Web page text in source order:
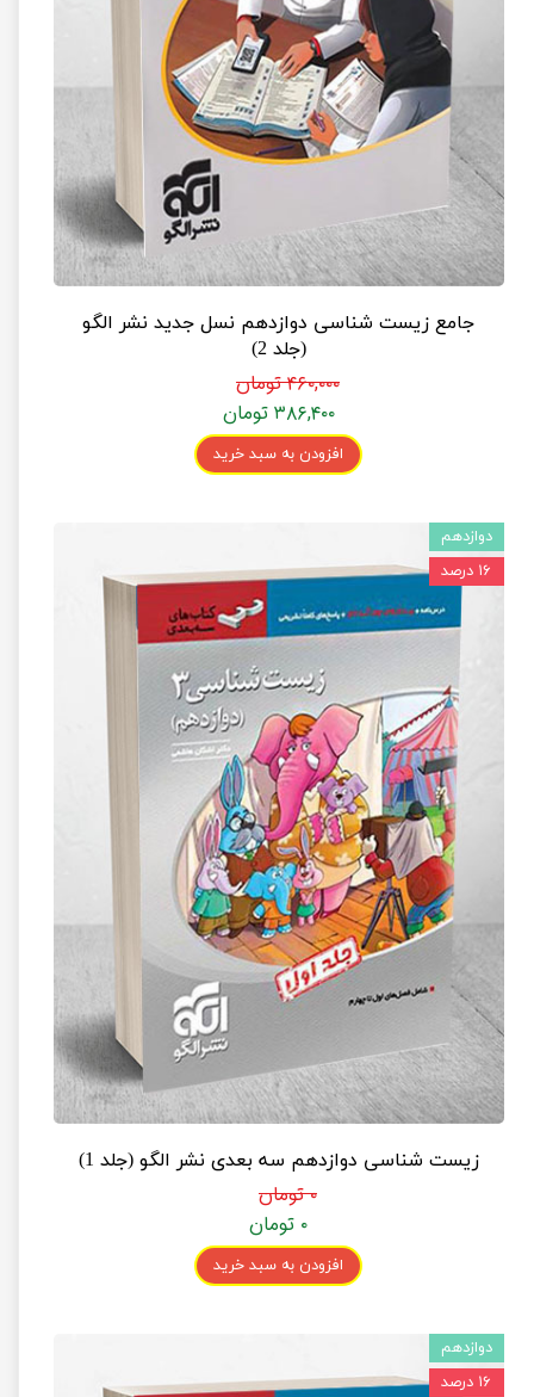
جامع زیست شناسی دوازدهم نسل جدید نشر الگو
(جلد 2)
۴۶۰,۰۰۰ تومان
۳۸۶,۴۰۰ تومان
افزودن به سبد خرید
زیست شناسی دوازدهم سه بعدی نشر الگو (جلد 1)
۰ تومان
۰ تومان
افزودن به سبد خرید
دوازدهم
۱۶ درصد
دوازدهم
۱۶ درصد